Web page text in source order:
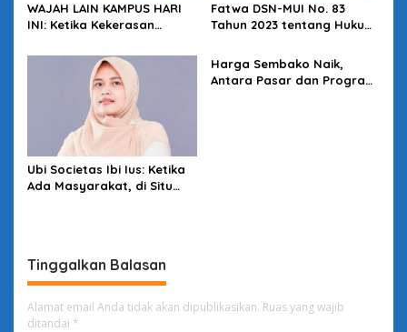
WAJAH LAIN KAMPUS HARI
INI: Ketika Kekerasan
Diam
Fatwa DSN-MUI No. 83
Tahun 2023 tentang Hukum
Terhadap Palestina
Ubi Societas Ibi Ius: Ketika
Ada Masyarakat, di Situ
Harga Sembako Naik,
Antara Pasar dan Program
Tinggalkan Balasan
Alamat email Anda tidak akan dipublikasikan. Ruas yang wajib
ditandai *